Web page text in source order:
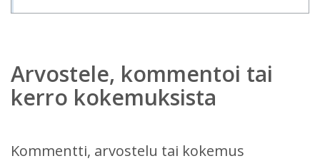
Arvostele, kommentoi tai
kerro kokemuksista
Kommentti, arvostelu tai kokemus